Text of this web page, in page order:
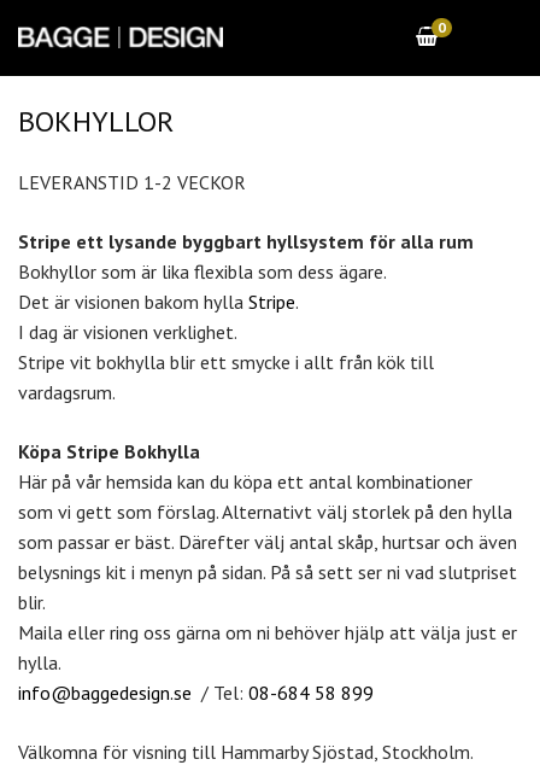
0
BOKHYLLOR
LEVERANSTID 1-2 VECKOR
Stripe ett lysande byggbart hyllsystem för alla rum
Bokhyllor som är lika flexibla som dess ägare.
Det är visionen bakom hylla Stripe.
I dag är visionen verklighet.
Stripe vit bokhylla blir ett smycke i allt från kök till
vardagsrum.
Köpa Stripe Bokhylla
Här på vår hemsida kan du köpa ett antal kombinationer
som vi gett som förslag. Alternativt välj storlek på den hylla
som passar er bäst. Därefter välj antal skåp, hurtsar och även
belysnings kit i menyn på sidan. På så sett ser ni vad slutpriset
blir.
Maila eller ring oss gärna om ni behöver hjälp att välja just er
hylla.
info@baggedesign.se / Tel: 08-684 58 899
Välkomna för visning till Hammarby Sjöstad, Stockholm.